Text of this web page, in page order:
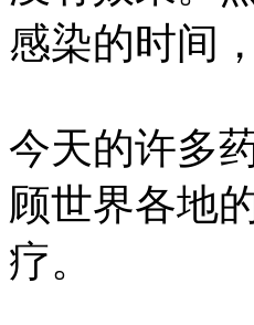
感染的时间
今天的许多
顾世界各地
疗。